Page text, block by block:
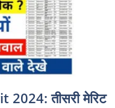
तीसरी मेरिट